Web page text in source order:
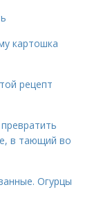
картошка
рецепт
в тающий во
Огурцы